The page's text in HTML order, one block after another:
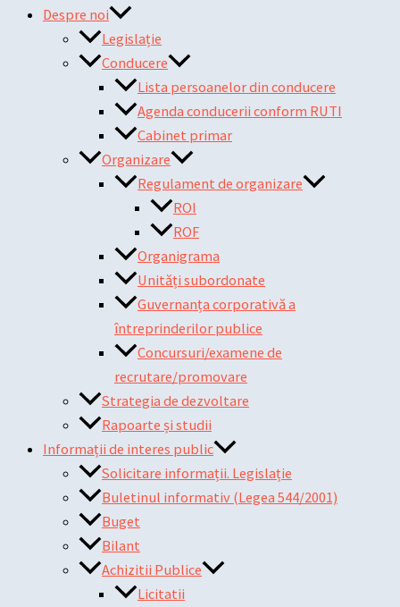
Despre noi
Legislație
Conducere
Lista persoanelor din conducere
Agenda conducerii conform RUTI
Cabinet primar
Organizare
Regulament de organizare
ROI
ROF
Organigrama
Unități subordonate
Guvernanța corporativă a
întreprinderilor publice
Concursuri/examene de
recrutare/promovare
Strategia de dezvoltare
Rapoarte și studii
Informații de interes public
Solicitare informații. Legislație
Buletinul informativ (Legea 544/2001)
Buget
Bilant
Achizitii Publice
Licitatii